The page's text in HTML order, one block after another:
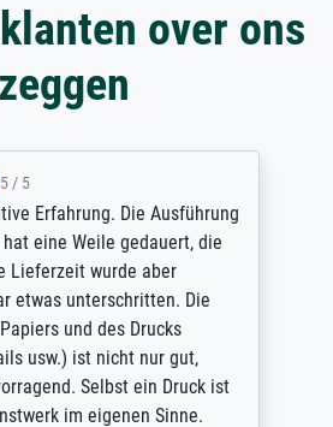
over ons
zeggen
/ 5
Erfahrung. Die Ausführung
eine Weile gedauert, die
Lieferzeit wurde aber
etwas unterschritten. Die
und des Drucks
usw.) ist nicht nur gut,
Selbst ein Druck ist
im eigenen Sinne.